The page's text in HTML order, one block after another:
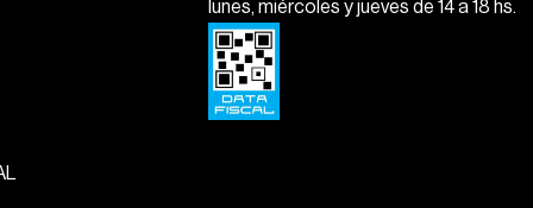
lunes, miércoles y jueves de 14 a 18 hs.